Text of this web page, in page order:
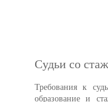
Судьи со
Требования к
образование и